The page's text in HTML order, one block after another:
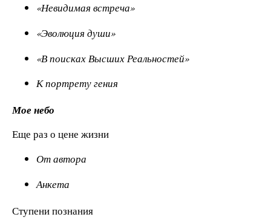
«Невидимая встреча»
«Эволюция души»
«В поисках Высших Реальностей»
К портрету гения
Мое небо
Еще раз о цене жизни
От автора
Анкета
Ступени познания